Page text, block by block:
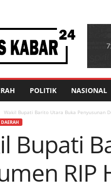
POLITIK NASIONAL
Wakil Bupati Barito Utara Buka Penyusunan
Bupati
RIP